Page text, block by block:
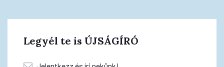
Legyél te is ÚJSÁGÍRÓ